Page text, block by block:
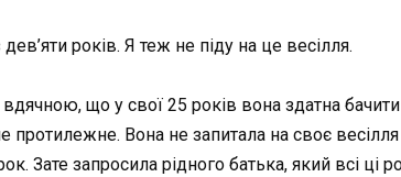
років. Я теж не піду на це весілля.
що у свої 25 років вона здатна
протилежне. Вона не запитала на своє
Зате запросила рідного батька, який всі ці